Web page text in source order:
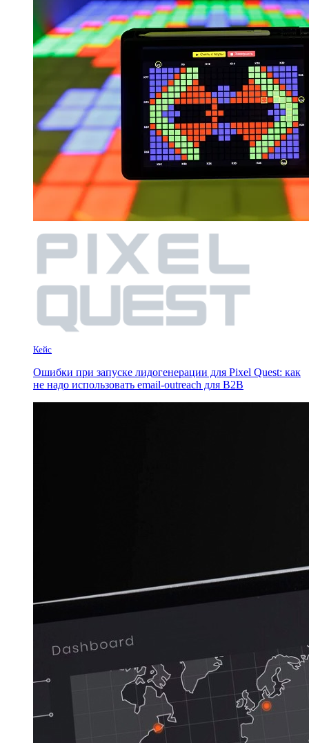
Кейс
Ошибки при запуске лидогенерации для Pixel Quest: как
не надо использовать email-outreach для B2B